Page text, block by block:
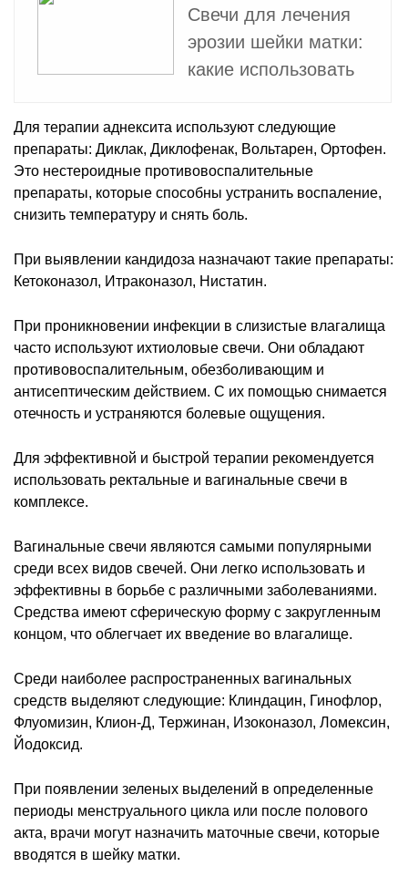
Свечи для лечения
эрозии шейки матки:
какие использовать
Для терапии аднексита используют следующие
препараты: Диклак, Диклофенак, Вольтарен, Ортофен.
Это нестероидные противовоспалительные
препараты, которые способны устранить воспаление,
снизить температуру и снять боль.
При выявлении кандидоза назначают такие препараты:
Кетоконазол, Итраконазол, Нистатин.
При проникновении инфекции в слизистые влагалища
часто используют ихтиоловые свечи. Они обладают
противовоспалительным, обезболивающим и
антисептическим действием. С их помощью снимается
отечность и устраняются болевые ощущения.
Для эффективной и быстрой терапии рекомендуется
использовать ректальные и вагинальные свечи в
комплексе.
Вагинальные свечи являются самыми популярными
среди всех видов свечей. Они легко использовать и
эффективны в борьбе с различными заболеваниями.
Средства имеют сферическую форму с закругленным
концом, что облегчает их введение во влагалище.
Среди наиболее распространенных вагинальных
средств выделяют следующие: Клиндацин, Гинофлор,
Флуомизин, Клион-Д, Тержинан, Изоконазол, Ломексин,
Йодоксид.
При появлении зеленых выделений в определенные
периоды менструального цикла или после полового
акта, врачи могут назначить маточные свечи, которые
вводятся в шейку матки.